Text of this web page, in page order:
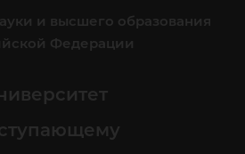
и высшего образования
Федерации